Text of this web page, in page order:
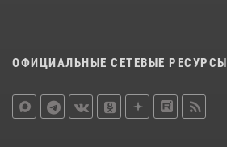
ОФИЦИАЛЬНЫЕ СЕТЕВЫЕ РЕСУРСЫ